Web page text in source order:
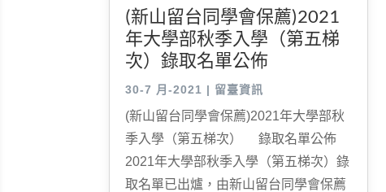
(新山留台同學會保薦)2021
年大學部秋季入學（第五梯
次）錄取名單公佈
30-7 月-2021 | 留臺資訊
(新山留台同學會保薦)2021年大學部秋
季入學（第五梯次） 錄取名單公佈
2021年大學部秋季入學（第五梯次）錄
取名單已出爐，由新山留台同學會保薦